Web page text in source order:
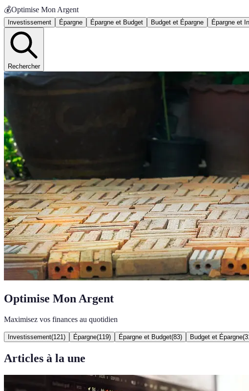
💰Optimise Mon Argent
Investissement Épargne Épargne et Budget Budget et Épargne Épargne et
Rechercher
Optimise Mon Argent
Maximisez vos finances au quotidien
Investissement(121 ) Épargne(119) Épargne et Budget(83) Budget et Épargne(
Articles à la une